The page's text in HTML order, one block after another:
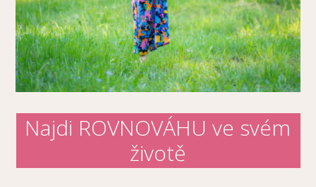
Najdi ROVNOVÁHU ve svém
životě